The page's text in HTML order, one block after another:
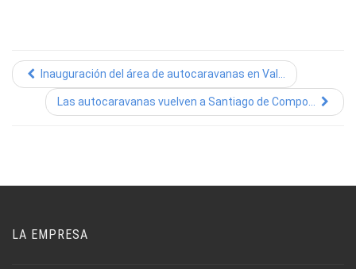
Inauguración del área de autocaravanas en Val...
Las autocaravanas vuelven a Santiago de Compo...
LA EMPRESA